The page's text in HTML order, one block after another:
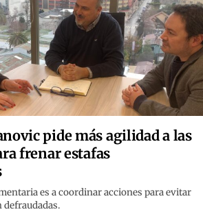
pide más agilidad a las
frenar estafas
es a coordinar acciones para evitar
defraudadas.